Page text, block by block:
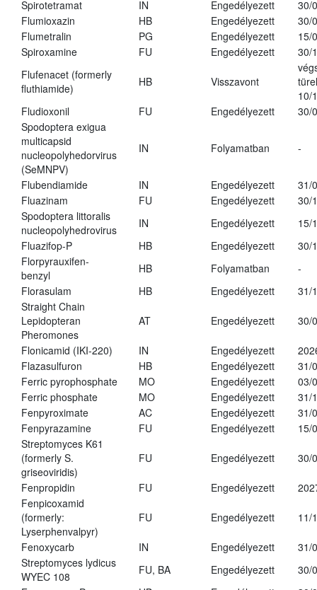
Spirotetramat
IN Engedélyezett
30/
Flumioxazin
HB Engedélyezett
30/
Flumetralin
PG Engedélyezett
15/
Spiroxamine
FU Engedélyezett
30/
Flufenacet (formerly
fluthiamide)
HB Visszavont
10/
Fludioxonil
FU Engedélyezett
30/
Spodoptera exigua
multicapsid
nucleopolyhedorvirus
(SeMNPV)
IN Folyamatban -
Flubendiamide IN Engedélyezett
31/
Fluazinam
FU Engedélyezett
30/
Spodoptera littoralis
nucleopolyhedrovirus
IN Engedélyezett
15/
Fluazifop-P
HB Engedélyezett
30/
Florpyrauxifen-
benzyl
HB Folyamatban
-
Florasulam
HB Engedélyezett
31/
Straight Chain
Lepidopteran
Pheromones
AT Engedélyezett 30/
Flonicamid (IKI-220) IN Engedélyezett
Flazasulfuron
HB Engedélyezett
31/
Ferric pyrophosphate
MO Engedélyezett
03/
Ferric phosphate
MO Engedélyezett
31/
Fenpyroximate
AC Engedélyezett
31/
Fenpyrazamine
FU Engedélyezett
15/
Streptomyces K61
(formerly S.
griseoviridis)
FU Engedélyezett 30/
Fenpropidin FU Engedélyezett
Fenpicoxamid
(formerly:
Lyserphenvalpyr)
FU Engedélyezett 11/
Fenoxycarb IN Engedélyezett
31/
Streptomyces lydicus
WYEC 108
FU, BA Engedélyezett
30/